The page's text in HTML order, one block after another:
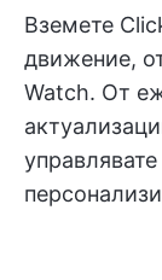
Вземете
движение,
Watch. От